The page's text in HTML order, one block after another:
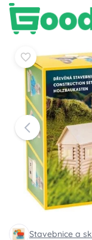
Stavebnice a
1